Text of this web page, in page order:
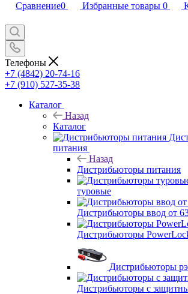
Сравнение0 Избранные товары 0
Телефоны
+7 (4842) 20-74-16
+7 (910) 527-35-38
Каталог
Назад
Каталог
питания
Назад
Дистрибьюторы питания
туровые
Дистрибьюторы ввод от
Дистрибьюторы
Дистрибьюторы
Дистрибьюторы с